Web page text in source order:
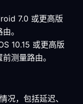
7.0 或更高版
。
10.15 或更高版
测量路由。
况，包括延迟、